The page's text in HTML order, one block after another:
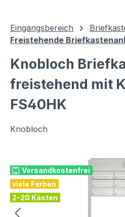
Eingangsbereich
Freistehende
Knobloch
freistehend mit
FS40HK
Knobloch
Versandkostenfrei
viele Farben
2-20 Kästen